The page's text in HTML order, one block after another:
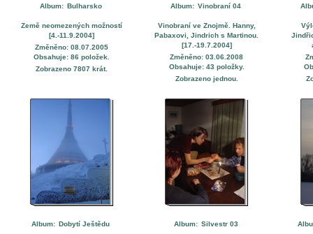
Album: Bulharsko
Země neomezených možností
[4.-11.9.2004]
Změněno: 08.07.2005
Obsahuje: 86 položek.
Zobrazeno 7807 krát.
Album: Vinobraní 04
Vinobraní ve Znojmě. Hanny,
Pabaxovi, Jindrich s Martinou.
[17.-19.7.2004]
Změněno: 03.06.2008
Obsahuje: 43 položky.
Zobrazeno jednou.
Album: Dobytí Ještědu Album: Silvestr 03